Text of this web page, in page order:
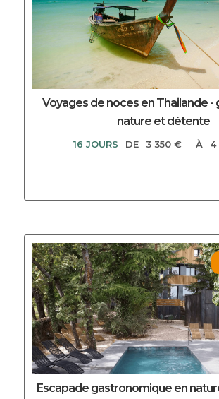
Voyages de noces en Thailande -
nature et détente
16 JOURS DE 3 350 € À 4
Escapade gastronomique en
DECOUVRIR CE CIRCUIT